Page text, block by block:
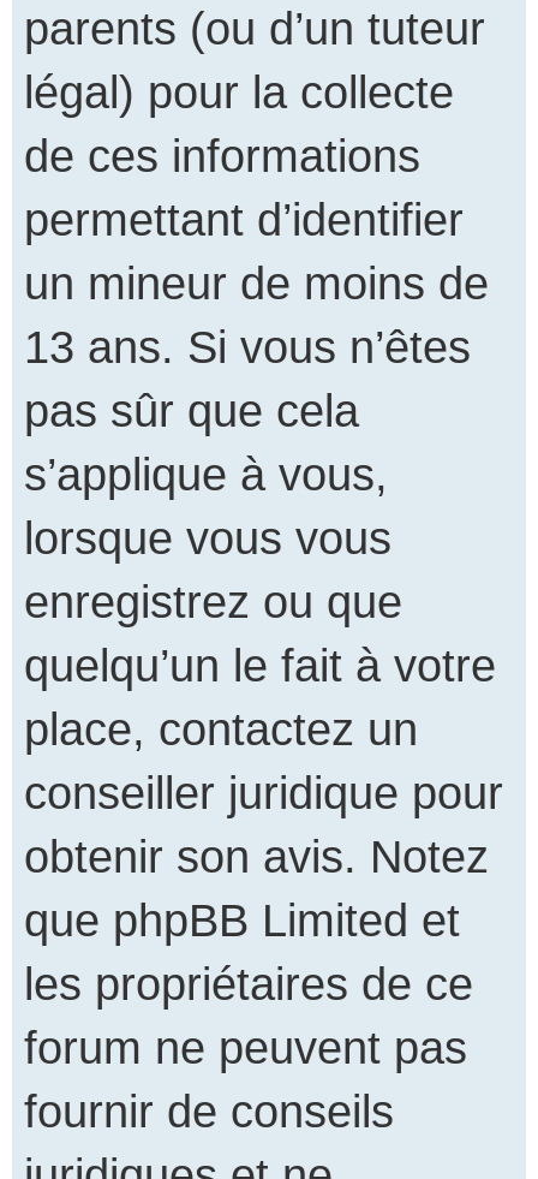
parents (ou d’un tuteur
légal) pour la collecte
de ces informations
permettant d’identifier
un mineur de moins de
13 ans. Si vous n’êtes
pas sûr que cela
s’applique à vous,
lorsque vous vous
enregistrez ou que
quelqu’un le fait à votre
place, contactez un
conseiller juridique pour
obtenir son avis. Notez
que phpBB Limited et
les propriétaires de ce
forum ne peuvent pas
fournir de conseils